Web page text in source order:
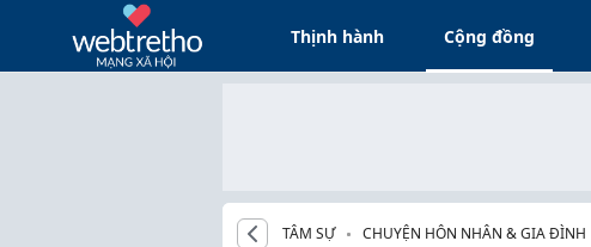
Thịnh hành Cộng đồng
TÂM SỰ CHUYỆN HÔN NHÂN & GIA ĐÌNH